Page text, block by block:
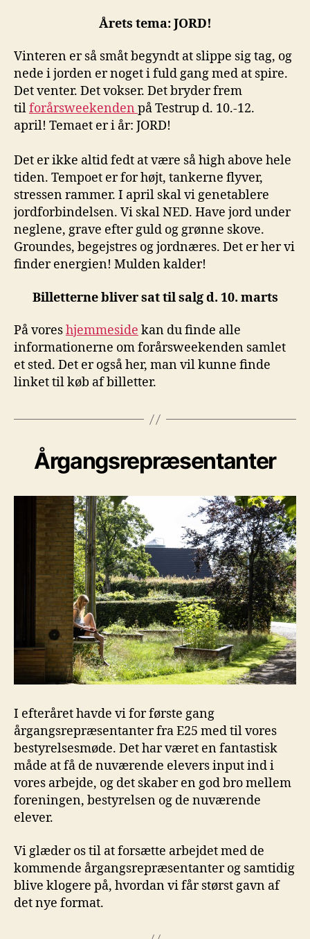
Årets tema: JORD!
Vinteren er så småt begyndt at slippe sig tag, og
nede i jorden er noget i fuld gang med at spire.
Det venter. Det vokser. Det bryder frem
tilforårsweekenden på Testrup d. 10.-12.
april! Temaet er i år: JORD!
Det er ikke altid fedt at være så high above hele
tiden. Tempoet er for højt, tankerne flyver,
stressen rammer. I april skal vi genetablere
jordforbindelsen. Vi skal NED. Have jord under
neglene, grave efter guld og grønne skove.
Groundes, begejstres og jordnæres. Det er her vi
finder energien! Mulden kalder!
Billetterne bliver sat til salg d. 10. marts
På voreshjemmeside kan du finde alle
informationerne om forårsweekenden samlet
et sted. Det er også her, man vil kunne finde
linket til køb af billetter.
Årgangsrepræsentanter
I efteråret havde vi for første gang
årgangsrepræsentanter fra E25 med til vores
bestyrelsesmøde. Det har været en fantastisk
måde at få de nuværende elevers input ind i
vores arbejde, og det skaber en god bro mellem
foreningen, bestyrelsen og de nuværende
elever.
Vi glæder os til at forsætte arbejdet med de
kommende årgangsrepræsentanter og samtidig
blive klogere på, hvordan vi får størst gavn af
det nye format.